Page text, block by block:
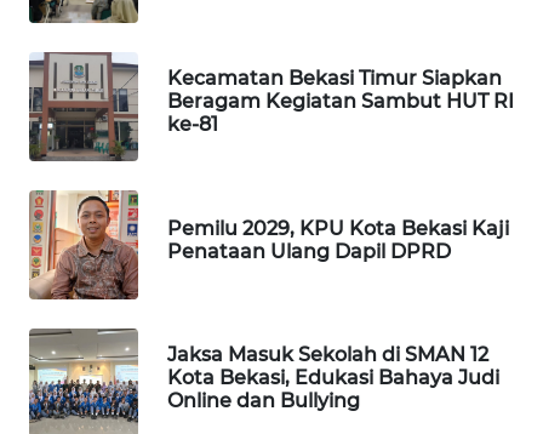
Kecamatan Bekasi Timur Siapkan
Beragam Kegiatan Sambut HUT RI
ke-81
Pemilu 2029, KPU Kota Bekasi Kaji
Penataan Ulang Dapil DPRD
Jaksa Masuk Sekolah di SMAN 12
Kota Bekasi, Edukasi Bahaya Judi
Online dan Bullying
MEDAN
METRO
JAKARTA
NEWS
KRT
NEWS
KARING
NEWS
JURNAL
MARITIM